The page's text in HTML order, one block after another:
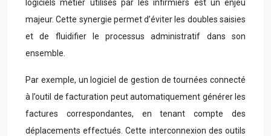
logiciels métier utilisés par les infirmiers est un enjeu
majeur. Cette synergie permet d’éviter les doubles saisies
et de fluidifier le processus administratif dans son
ensemble.
Par exemple, un logiciel de gestion de tournées connecté
à l’outil de facturation peut automatiquement générer les
factures correspondantes, en tenant compte des
déplacements effectués. Cette interconnexion des outils